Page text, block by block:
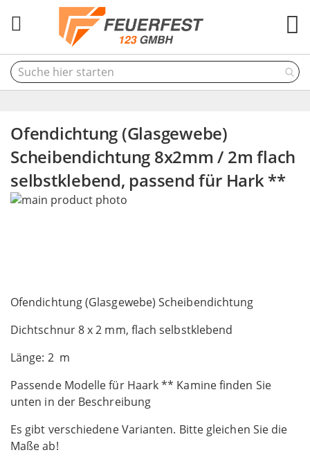
Ofendichtung (Glasgewebe)
Scheibendichtung 8x2mm / 2m flach
selbstklebend, passend für Hark **
Ofendichtung (Glasgewebe) Scheibendichtung
Dichtschnur 8 x 2 mm, flach selbstklebend
Länge: 2 m
Passende Modelle für Haark ** Kamine finden Sie
unten in der Beschreibung
Es gibt verschiedene Varianten. Bitte gleichen Sie die
Maße ab!
Skip
gallery
to
beginning
the
images
gallery